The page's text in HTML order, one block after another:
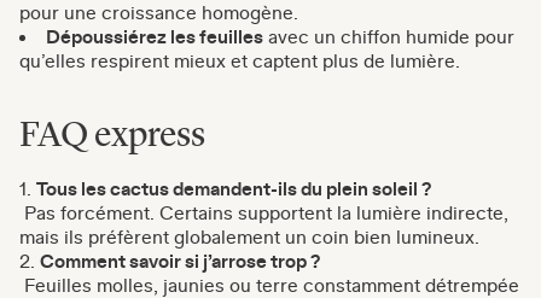
pour une croissance homogène.
Dépoussiérez les feuilles avec un chiffon humide pour
qu’elles respirent mieux et captent plus de lumière.
FAQ express
Tous les cactus demandent-ils du plein soleil ?
Pas forcément. Certains supportent la lumière indirecte,
mais ils préfèrent globalement un coin bien lumineux.
Comment savoir si j’arrose trop ?
Feuilles molles, jaunies ou terre constamment détrempée